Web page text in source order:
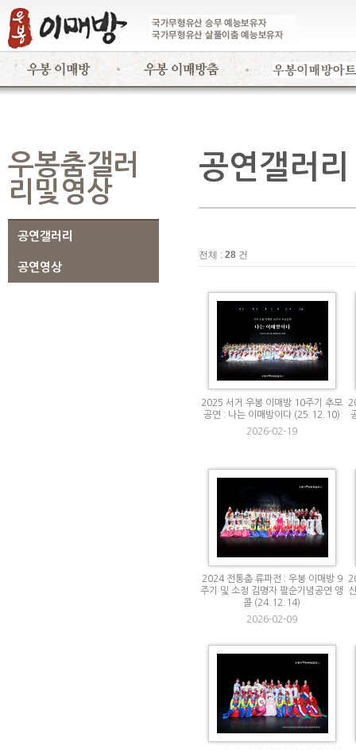
우봉춤갤러
리및영상
공연갤러리
공연영상
공연갤러리
전체 : 28 건
2025 서거 우봉 이매방 10주기 추모
공연 : 나는 이매방이다 (25.12.10)
2026-02-19
2024 전통춤 류파전 : 우봉 이매방 9
주기 및 소정 김명자 팔순기념공연 앵
콜 (24.12.14)
2026-02-09